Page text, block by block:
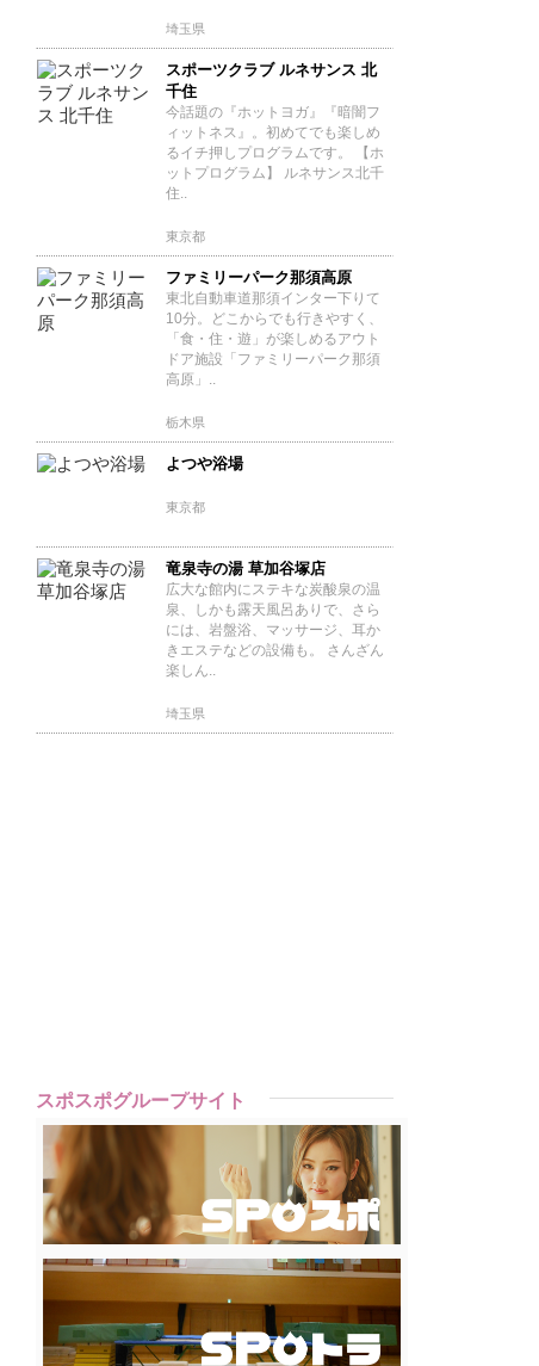
埼玉県
スポーツクラブ ルネサンス 北
千住
今話題の『ホットヨガ』『暗闇フ
ィットネス』。初めてでも楽しめ
るイチ押しプログラムです。 【ホ
ットプログラム】 ルネサンス北千
住..
東京都
ファミリーパーク那須高原
東北自動車道那須インター下りて
10分。どこからでも行きやすく、
「食・住・遊」が楽しめるアウト
ドア施設「ファミリーパーク那須
高原」..
栃木県
よつや浴場
東京都
竜泉寺の湯 草加谷塚店
広大な館内にステキな炭酸泉の温
泉、しかも露天風呂ありで、さら
には、岩盤浴、マッサージ、耳か
きエステなどの設備も。 さんざん
楽しん..
埼玉県
スポスポグループサイト